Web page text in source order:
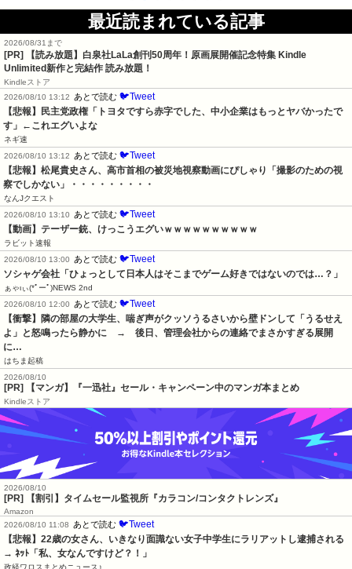
最近読まれている記事
2026/08/31まで
[PR]
【読み放題】白泉社LaLa創刊50周年！原画展開催記念特集 Kindle
Unlimited新作と完結作 読み放題！
Kindleストア
2026/08/10 13:12 あとで読む 🐦Tweet
【悲報】民主党政権「トヨタですら赤字でした、中小企業はもっとヤバかったで
す」←これエグいよな
ネギ速
2026/08/10 13:12 あとで読む 🐦Tweet
【悲報】松尾貴史さん、高市首相の被災地視察動画にぴしゃり「撮影のための視
察でしかない」・・・・・・・・・
なんJクエスト
2026/08/10 13:10 あとで読む 🐦Tweet
【動画】テーザー銃、けっこうエグいｗｗｗｗｗｗｗｗｗｗ
ラビット速報
2026/08/10 13:00 あとで読む 🐦Tweet
ソシャゲ会社「ひょっとして日本人はそこまでゲーム好きではないのでは…？」
ぁゃιぃ(*ﾟーﾟ)NEWS 2nd
2026/08/10 12:00 あとで読む 🐦Tweet
【衝撃】隣の部屋の大学生、喘ぎ声がクッソうるさいから壁ドンして「うるせえ
よ」と怒鳴ったら静かに　→　後日、管理会社からの連絡でまさかすぎる展開
に…
はちま起稿
2026/08/10
[PR] 【マンガ】『一迅社』セール・キャンペーン中のマンガ本まとめ
Kindleストア
2026/08/10
[PR] 【割引】タイムセール監視所『カラコン/コンタクトレンズ』
Amazon
2026/08/10 11:08
あとで読む 🐦Tweet
【悲報】22歳の女さん、いきなり面識ない女子中学生にラリアットし逮捕される
→ ﾈｯﾄ「私、女なんですけど？！」
政経ワロスまとめニュース♪